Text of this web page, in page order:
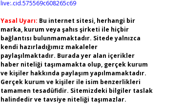
live:.cid.575569c608265c69
Yasal Uyarı: Bu internet sitesi, herhangi bir
marka, kurum veya şahıs şirketi ile hiçbir
bağlantısı bulunmamaktadır. Sitede yalnızca
kendi hazırladığımız makaleler
paylaşılmaktadır. Burada yer alan içerikler
haber niteliği taşımamakta olup, gerçek kurum
ve kişiler hakkında paylaşım yapılmamaktadır.
Gerçek kurum ve kişiler ile isim benzerlikleri
tamamen tesadüfidir. Sitemizdeki bilgiler taslak
halindedir ve tavsiye niteliği taşımazlar.